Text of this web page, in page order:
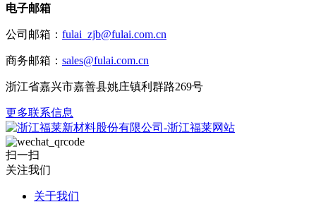
电子邮箱
公司邮箱： fulai_zjb@fulai.com.cn
商务邮箱： sales@fulai.com.cn
浙江省嘉兴市嘉善县姚庄镇利群路269号
更多联系信息
扫一扫
关注我们
关于我们